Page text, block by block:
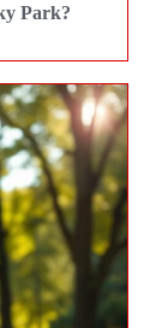
Park?